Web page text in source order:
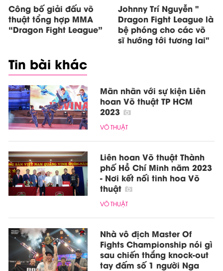
Công bố giải đấu võ
thuật tổng hợp MMA
“Dragon Fight League”
Johnny Trí Nguyễn "
Dragon Fight League là
bệ phóng cho các võ
sĩ hướng tới tương lai"
Tin bài khác
Mãn nhãn với sự kiện Liên
hoan Võ thuật TP HCM
2023
VÕ THUẬT
Liên hoan Võ thuật Thành
phố Hồ Chí Minh năm 2023
- Nơi kết nối tinh hoa Võ
thuật
VÕ THUẬT
Nhà vô địch Master Of
Fights Championship nói gì
sau chiến thắng knock-out
tay đấm số 1 người Nga